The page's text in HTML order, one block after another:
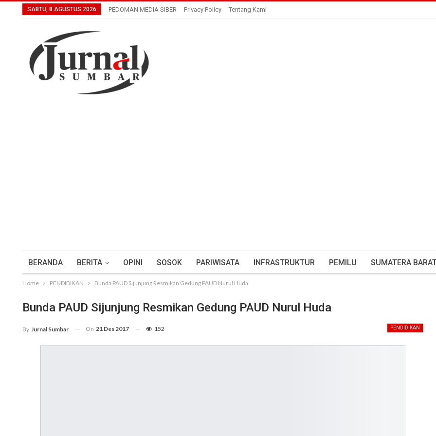
SABTU, 8 AGUSTUS 2026 PEDOMAN MEDIA SIBER Privacy Policy Tentang Kami
BERANDA BERITA OPINI SOSOK PARIWISATA INFRASTRUKTUR PEMILU SUMATERA
Home PENDIDIKAN Bunda PAUD Sijunjung Resmikan Gedung PAUD Nurul Huda
Bunda PAUD Sijunjung Resmikan Gedung PAUD Nurul Huda
PENDIDIKAN
By Jurnal Sumbar On 21 Des 2017 152